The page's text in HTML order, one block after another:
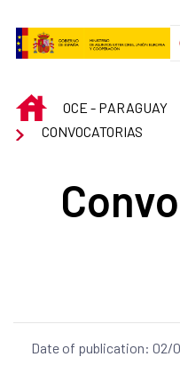
INICIOOCE - PARAGUAY
CONVOCATORIAS
Date of publication: 02/